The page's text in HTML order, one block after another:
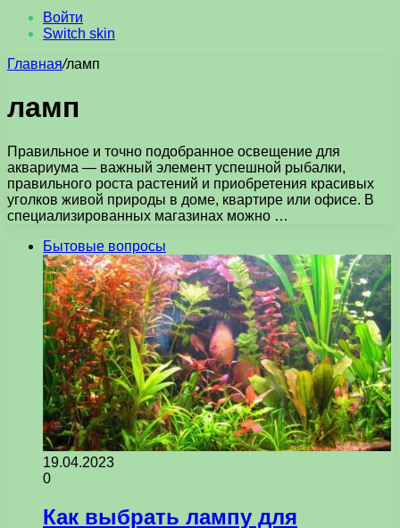
Войти
Switch skin
Главная/ламп
ламп
Правильное и точно подобранное освещение для
аквариума — важный элемент успешной рыбалки,
правильного роста растений и приобретения красивых
уголков живой природы в доме, квартире или офисе. В
специализированных магазинах можно …
Бытовые вопросы
19.04.2023
0
Как выбрать лампу для